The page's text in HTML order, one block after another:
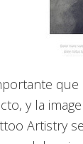
y la
Artistry